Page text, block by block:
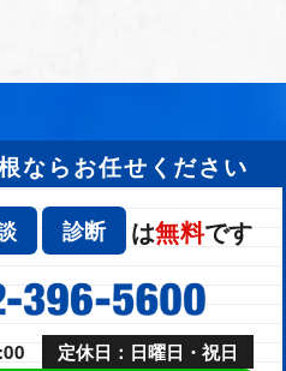
ならお任せください
診断 は無料です
定休日：日曜日・祝日